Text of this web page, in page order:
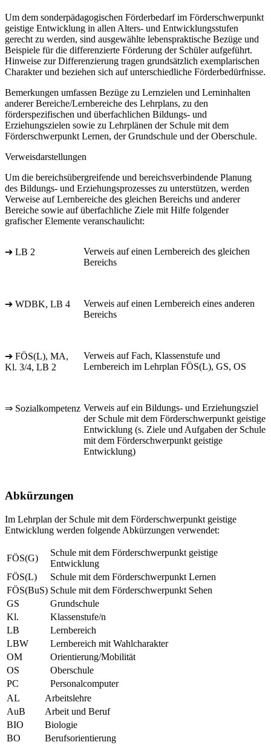
Um dem sonderpädagogischen Förderbedarf im Förderschwerpunkt
geistige Entwicklung in allen Alters- und Entwicklungsstufen
gerecht zu werden, sind ausgewählte lebenspraktische Bezüge und
Beispiele für die differenzierte Förderung der Schüler aufgeführt.
Hinweise zur Differenzierung tragen grundsätzlich exemplarischen
Charakter und beziehen sich auf unterschiedliche Förderbedürfnisse.
Bemerkungen umfassen Bezüge zu Lernzielen und Lerninhalten
anderer Bereiche/Lernbereiche des Lehrplans, zu den
förderspezifischen und überfachlichen Bildungs- und
Erziehungszielen sowie zu Lehrplänen der Schule mit dem
Förderschwerpunkt Lernen, der Grundschule und der Oberschule.
Verweisdarstellungen
Um die bereichsübergreifende und bereichsverbindende Planung
des Bildungs- und Erziehungsprozesses zu unterstützen, werden
Verweise auf Lernbereiche des gleichen Bereichs und anderer
Bereiche sowie auf überfachliche Ziele mit Hilfe folgender
grafischer Elemente veranschaulicht:
➔ LB 2
Verweis auf einen Lernbereich des gleichen
Bereichs
➔ WDBK, LB 4
Verweis auf einen Lernbereich eines anderen
Bereichs
➔ FÖS(L), MA,
Kl. 3/4, LB 2
Verweis auf Fach, Klassenstufe und
Lernbereich im Lehrplan FÖS(L), GS, OS
⇒ Sozialkompetenz Verweis auf ein Bildungs- und Erziehungsziel
der Schule mit dem Förderschwerpunkt geistige
Entwicklung (s. Ziele und Aufgaben der Schule
mit dem Förderschwerpunkt geistige
Entwicklung)
Abkürzungen
Im Lehrplan der Schule mit dem Förderschwerpunkt geistige
Entwicklung werden folgende Abkürzungen verwendet:
FÖS(G)
Schule mit dem Förderschwerpunkt geistige
Entwicklung
FÖS(L)
Schule mit dem Förderschwerpunkt Lernen
FÖS(BuS) Schule mit dem Förderschwerpunkt Sehen
GS
Grundschule
Kl.
Klassenstufe/n
LB
Lernbereich
LBW
Lernbereich mit Wahlcharakter
OM
Orientierung/Mobilität
OS
Oberschule
PC
Personalcomputer
AL
Arbeitslehre
AuB
Arbeit und Beruf
BIO
Biologie
BO
Berufsorientierung